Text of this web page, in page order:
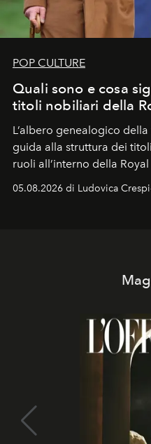
POP CULTURE
Quali sono e cosa
titoli nobiliari della
L’albero genealogico
guida alla struttura dei
ruoli all’interno della Royal
05.08.2026 di Ludovica